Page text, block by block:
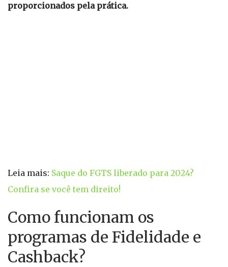
proporcionados pela prática.
Leia mais: Saque do FGTS liberado para 2024?
Confira se você tem direito!
Como funcionam os
programas de Fidelidade e
Cashback?